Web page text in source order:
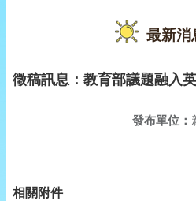
最新消
徵稿訊息：教育部議題融入
發布單位：
相關附件